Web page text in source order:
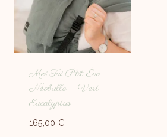
Mei Tai P’tit Évo –
Néobulle – Vert
Eucalyptus
165,00 €